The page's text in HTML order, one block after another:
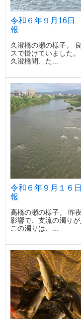
令和６年９月16
報
久澄橋の瀬の様子。
スで掛けていました。
久澄橋間、た...
令和６年９月１６
報
高橋の瀬の様子。 昨
影響で、支流の濁りが
この濁りは、...